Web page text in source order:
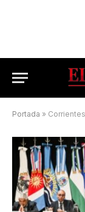
Portada » Corrientes y